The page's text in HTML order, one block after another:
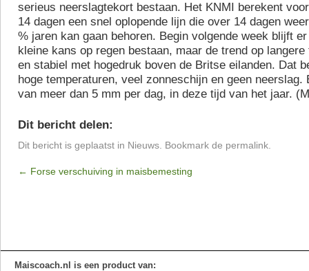
serieus neerslagtekort bestaan. Het KNMI berekent
14 dagen een snel oplopende lijn die over 14 dagen
% jaren kan gaan behoren. Begin volgende week blijft
kleine kans op regen bestaan, maar de trend op
en stabiel met hogedruk boven de Britse eilanden. Dat
hoge temperaturen, veel zonneschijn en geen neerslag.
van meer dan 5 mm per dag, in deze tijd van het jaar.
Dit bericht delen:
Dit bericht is geplaatst in Nieuws . Bookmark de permalink
← Forse verschuiving in maisbemesting
Maiscoach.nl is een product van: